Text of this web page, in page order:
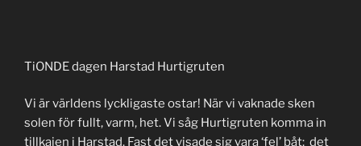
TiONDE dagen Harstad Hurtigruten
Vi är världens lyckligaste ostar! När vi vaknade sken
solen för fullt, varm, het. Vi såg Hurtigruten komma in
tillkajen i Harstad. Fast det visade sig vara ‘fel’ båt; det